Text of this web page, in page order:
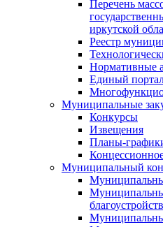
Перечень
иркутской
Реестр
Нормативные
Единый
Муниципальные
Конкурсы
Извещения
Планы-
Муниципальный